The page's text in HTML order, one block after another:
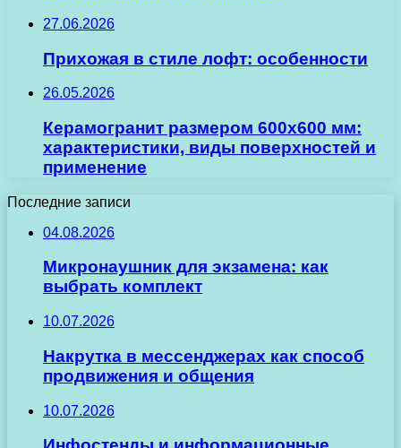
27.06.2026
Прихожая в стиле лофт: особенности
26.05.2026
Керамогранит размером 600х600 мм:
характеристики, виды поверхностей и
применение
Последние записи
04.08.2026
Микронаушник для экзамена: как
выбрать комплект
10.07.2026
Накрутка в мессенджерах как способ
продвижения и общения
10.07.2026